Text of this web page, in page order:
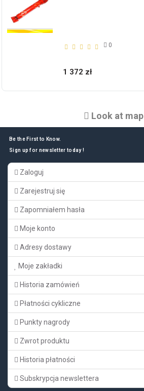
0
1 372 zł
Look at map
Be the First to Know.
Sign up for newsletter today !
Zaloguj
Zarejestruj się
Zapomniałem hasła
Moje konto
Adresy dostawy
Moje zakładki
Historia zamówień
Płatności cykliczne
Punkty nagrody
Zwrot produktu
Historia płatności
Subskrypcja newslettera